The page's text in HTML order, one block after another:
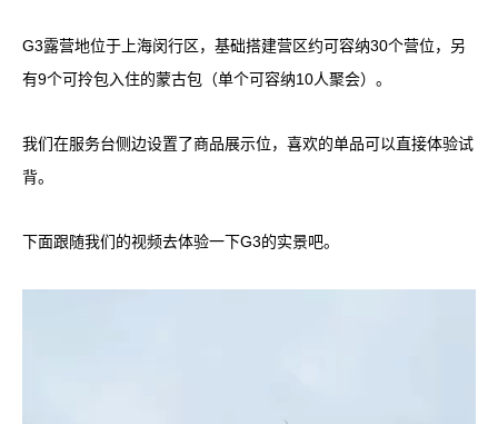
G3露营地位于上海闵行区，基础搭建营区约可容纳30个营位，另
有9个可拎包入住的蒙古包（单个可容纳10人聚会）。
我们在服务台侧边设置了商品展示位，喜欢的单品可以直接体验试
背。
下面跟随我们的视频去体验一下G3的实景吧。